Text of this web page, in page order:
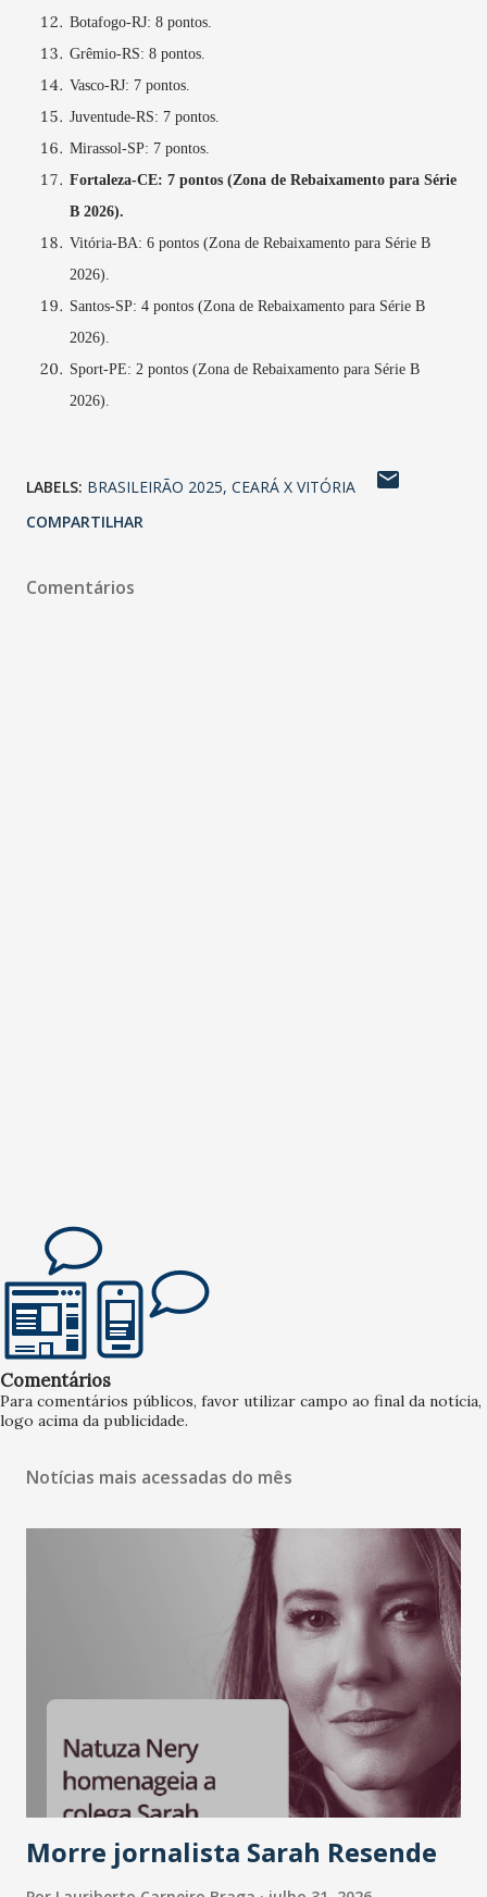
Botafogo-RJ: 8 pontos.
Grêmio-RS: 8 pontos.
Vasco-RJ: 7 pontos.
Juventude-RS: 7 pontos.
Mirassol-SP: 7 pontos.
Fortaleza-CE: 7 pontos (Zona de Rebaixamento para Série
B 2026).
Vitória-BA: 6 pontos (Zona de Rebaixamento para Série B
2026).
Santos-SP: 4 pontos (Zona de Rebaixamento para Série B
2026).
Sport-PE: 2 pontos (Zona de Rebaixamento para Série B
2026).
LABELS: BRASILEIRÃO 2025 CEARÁ X VITÓRIA
COMPARTILHAR
Comentários
Comentários
Para comentários públicos, favor utilizar campo ao final da notícia,
logo acima da publicidade.
Notícias mais acessadas do mês
Morre jornalista Sarah Resende